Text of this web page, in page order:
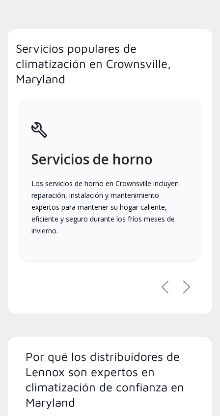
Servicios populares de
climatización en Crownsville,
Maryland
Servicios de horno
Los servicios de horno en Crownsville incluyen
reparación, instalación y mantenimiento
expertos para mantener su hogar caliente,
eficiente y seguro durante los fríos meses de
invierno.
PreviousNext
Por qué los distribuidores de
Lennox son expertos en
climatización de confianza en
Maryland